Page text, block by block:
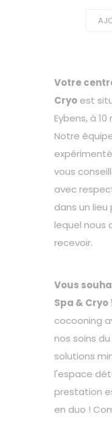
Votre
Cryo est
Eybens, à
Notre
vous
avec
dans un lieu
lequel nous
recevoir.
Vous
Spa & Cryo
cocooning
nos soins
solutions
l'espace
prestation
en duo !